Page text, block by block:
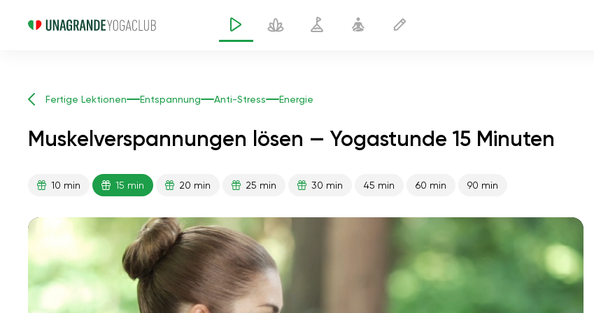
Fertige Lektionen Entspannung Anti-Stress Energie
Muskelverspannungen lösen — Yogastunde 15 Minuten
10 min 15 min 20 min 25 min 30 min 45 min 60 min 90 min
flucht der seele